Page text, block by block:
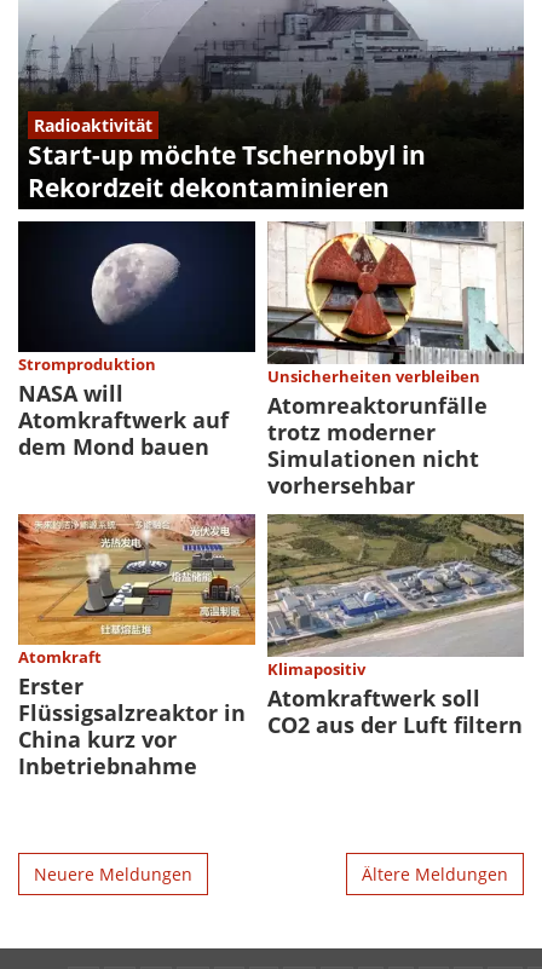
Radioaktivität
Start-up möchte Tschernobyl in
Rekordzeit dekontaminieren
Stromproduktion
NASA will
Atomkraftwerk auf
dem Mond bauen
Unsicherheiten verbleiben
Atomreaktorunfälle
trotz moderner
Simulationen nicht
vorhersehbar
Atomkraft
Erster
Flüssigsalzreaktor in
China kurz vor
Inbetriebnahme
Klimapositiv
Atomkraftwerk soll
CO2 aus der Luft filtern
Neuere Meldungen Ältere Meldungen